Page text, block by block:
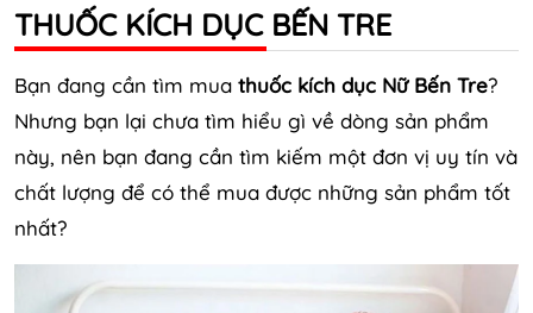
THUỐC NƯỚC KÍCH DỤC NAM
THUỐC VIÊN KÍCH DỤC NAM
SẢN PHẨM KHÁC
TIN TỨC & BLOG
THUỐC KÍCH DỤC BẾN TRE
Bạn đang cần tìm mua thuốc kích dục Nữ Bến Tre?
Nhưng bạn lại chưa tìm hiểu gì về dòng sản phẩm
này, nên bạn đang cần tìm kiếm một đơn vị uy tín và
chất lượng để có thể mua được những sản phẩm tốt
nhất?